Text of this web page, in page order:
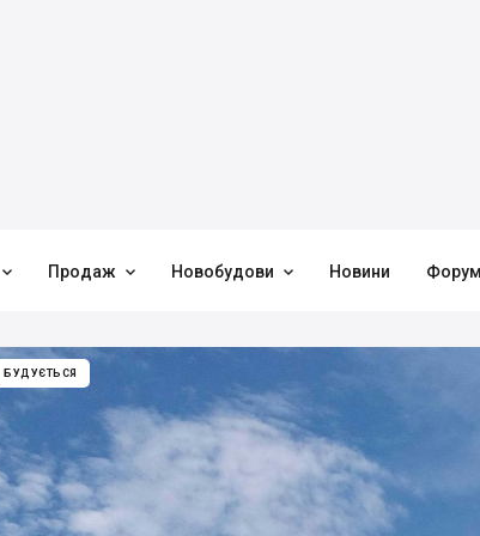
 Продаж  Новобудови  Новини Форум
БУДУЄТЬСЯ